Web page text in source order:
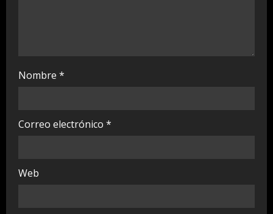
Nombre *
Correo electrónico *
Web